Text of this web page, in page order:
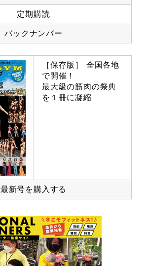
定期購読
バックナンバー
［保存版］ 全国各地
で開催！
最大級の筋肉の祭典
を１冊に凝縮
最新号を購入する